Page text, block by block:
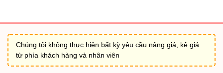
Chúng tôi không thực hiện bất kỳ yêu cầu nâng giá, kê giá
từ phía khách hàng và nhân viên